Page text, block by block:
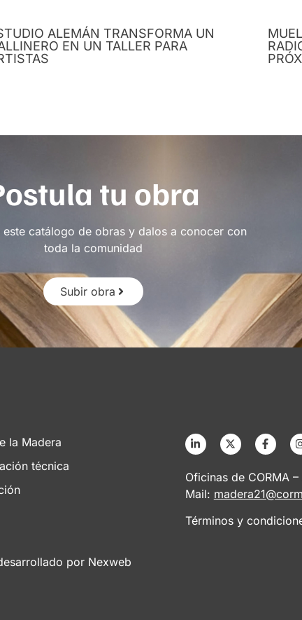
ALEMÁN TRANSFORMA UN
EN UN TALLER PARA
tu obra
este catálogo de obras y dalos a conocer con
toda la comunidad
Subir obra
la Madera
técnica
Oficinas de CORMA
Mail:
Términos y
por Nexweb